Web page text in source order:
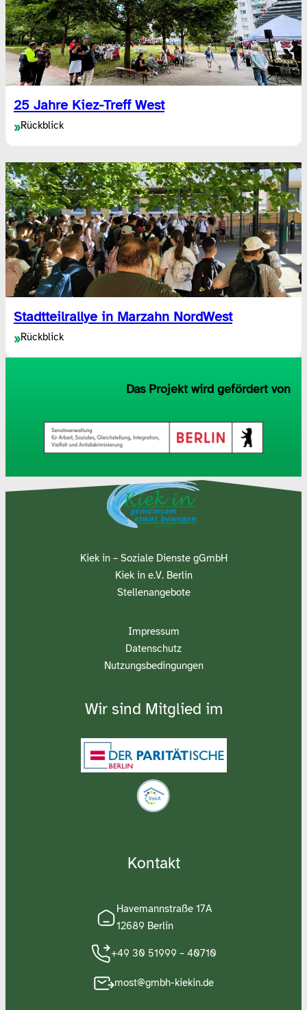
25 Jahre Kiez-Treff West
»Rückblick
Stadtteilrallye in Marzahn NordWest
»Rückblick
Das Projekt wird gefördert von
Kiek in – Soziale Dienste gGmbH
Kiek in e.V. Berlin
Stellenangebote
Impressum
Datenschutz
Nutzungsbedingungen
Wir sind Mitglied im
Kontakt
Havemannstraße 17A
12689 Berlin
+49 30 51999 – 40710
most@gmbh-kiekin.de